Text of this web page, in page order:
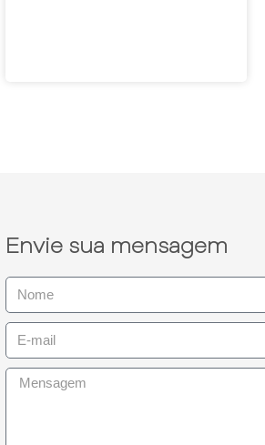
Envie sua mensagem